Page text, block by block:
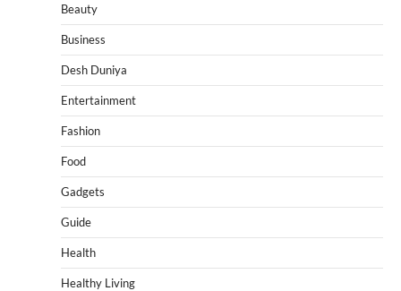
Beauty
Business
Desh Duniya
Entertainment
Fashion
Food
Gadgets
Guide
Health
Healthy Living